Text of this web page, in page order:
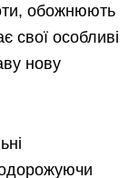
обожнюють
свої особливі
нову